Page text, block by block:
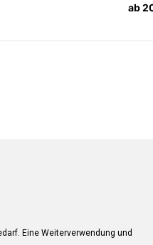
ab
Eine Weiterverwendung und